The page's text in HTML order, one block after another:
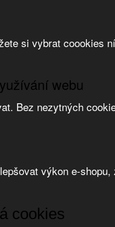
si vybrat coookies
webu
Bez nezytných
výkon e-
cookies
doplňující obsah